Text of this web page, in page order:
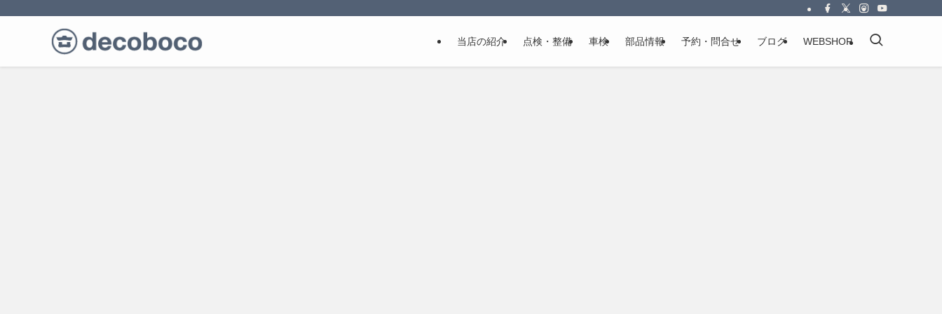
当店の紹介 点検・整備 車検 部品情報 予約・問合せ ブログ WEBSHOP